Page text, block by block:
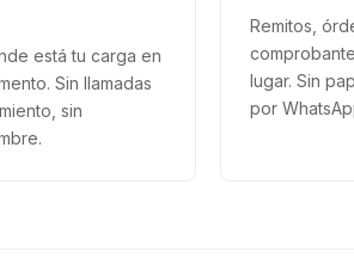
está tu carga en
Sin llamadas
sin
Remitos,
lugar. Sin
por